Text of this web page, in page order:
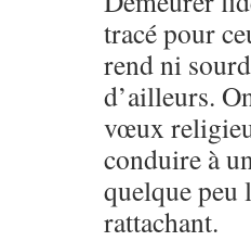
tracé pour
rend ni
d’ailleurs.
vœux
conduire à
quelque peu
rattachant.